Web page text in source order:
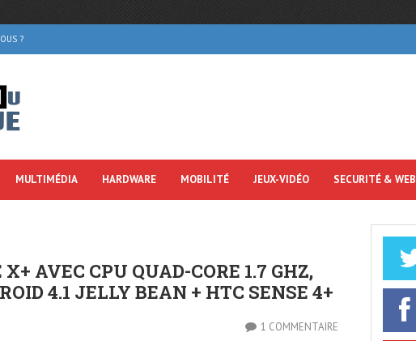
?
MULTIMÉDIA HARDWARE MOBILITÉ JEUX-VIDÉO SECURITÉ & WEB
AVEC CPU QUAD-CORE 1.7 GHZ,
4.1 JELLY BEAN + HTC SENSE 4+
1 COMMENTAIRE